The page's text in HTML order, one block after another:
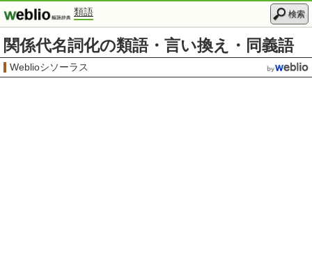
類語 検索
関係代名詞化の類語・言い換え・同義語
Weblioシソーラス